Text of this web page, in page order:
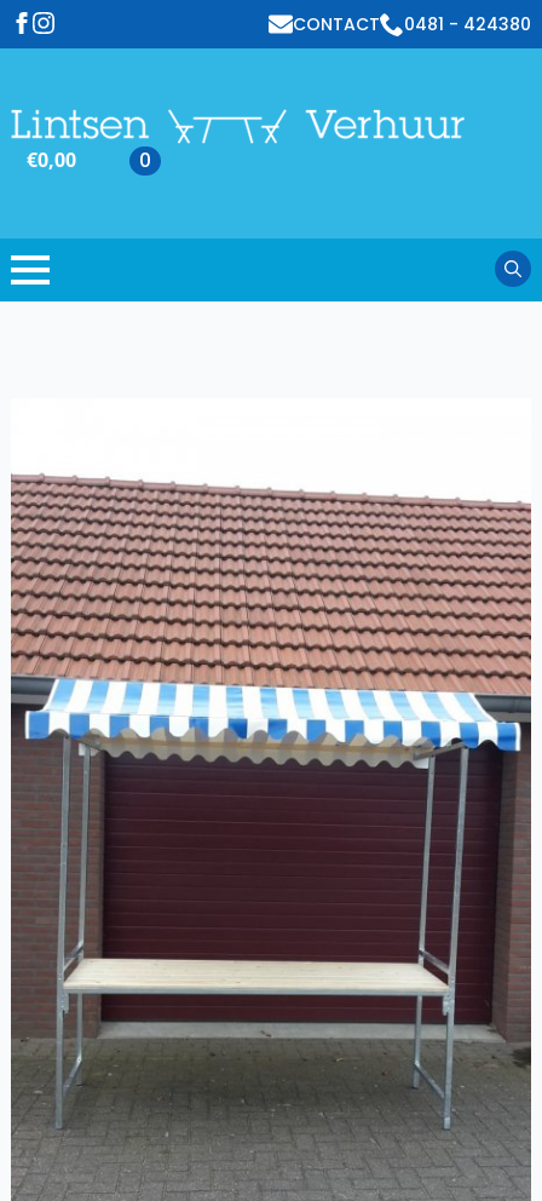
CONTACT 0481 - 424380
€0,00 0